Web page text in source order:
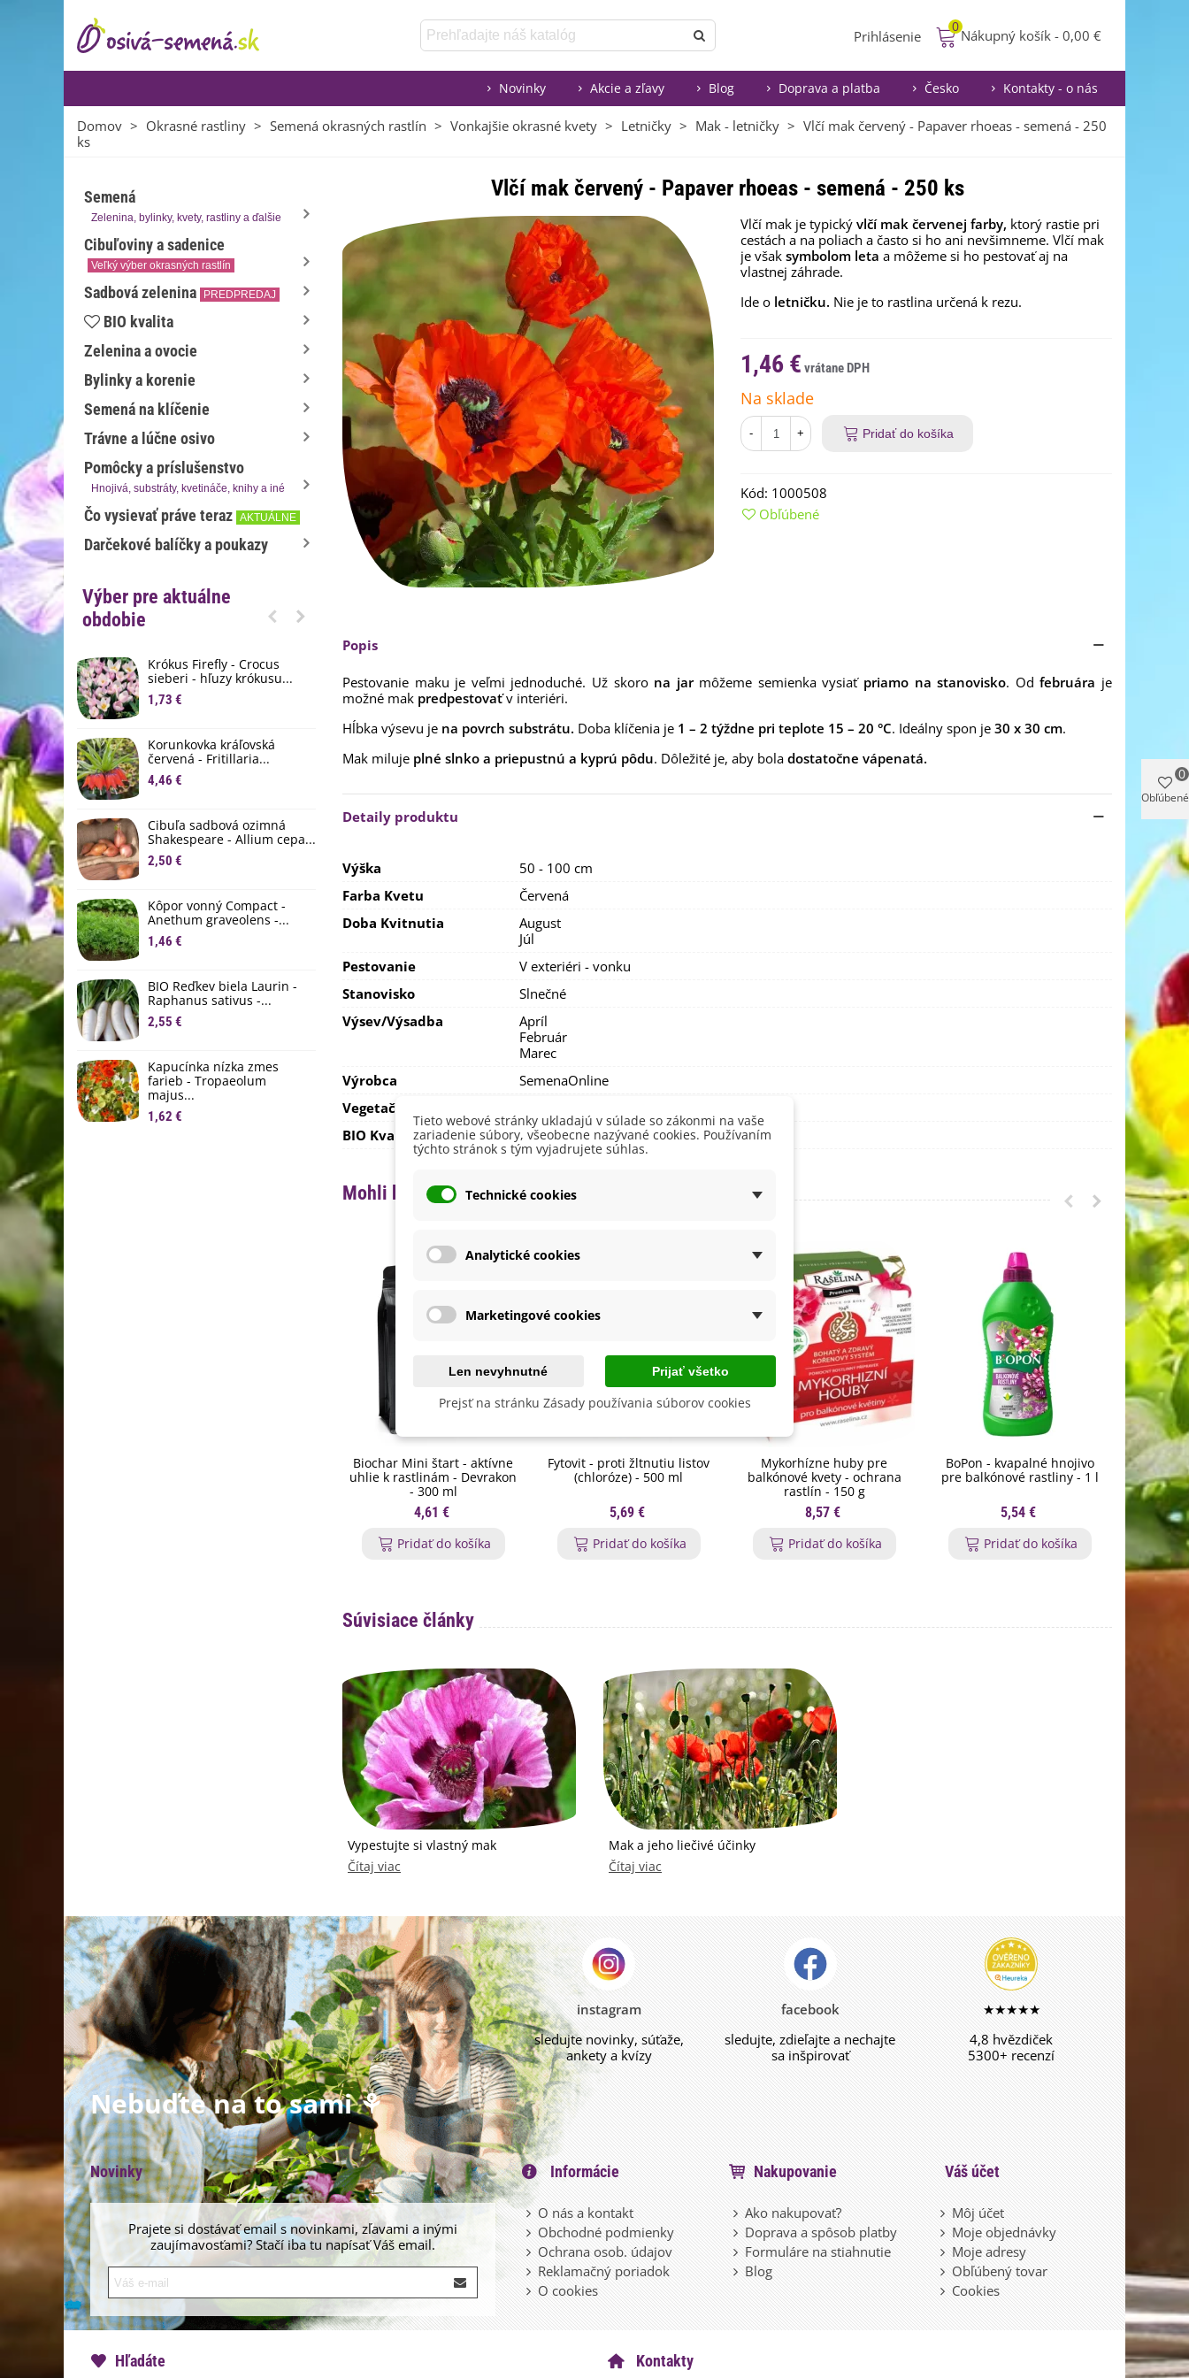
Prihlásenie
0
Nákupný košík - 0,00 €
Novinky Akcie a zľavy Blog Doprava a platba Česko Kontakty - o nás
Domov > Okrasné rastliny > Semená okrasných rastlín > Vonkajšie okrasné kvety > Letničky > Mak - letničky > Vlčí mak červený - Papaver rhoeas - semená - 250
ks
Semená
Zelenina, bylinky, kvety, rastliny a ďalšie
Cibuľoviny a sadenice
Veľký výber okrasných rastlín
Sadbová zelenina PREDPREDAJ
BIO kvalita
Zelenina a ovocie
Bylinky a korenie
Semená na klíčenie
Trávne a lúčne osivo
Pomôcky a príslušenstvo
Hnojivá, substráty, kvetináče, knihy a iné
Čo vysievať práve teraz AKTUÁLNE
Darčekové balíčky a poukazy
Výber pre aktuálne
obdobie
Krókus Firefly - Crocus
sieberi - hľuzy krókusu...
1,73 €
Korunkovka kráľovská
červená - Fritillaria...
4,46 €
Cibuľa sadbová ozimná
Shakespeare - Allium cepa...
2,50 €
Kôpor vonný Compact -
Anethum graveolens -...
1,46 €
BIO Reďkev biela Laurin -
Raphanus sativus -...
2,55 €
Kapucínka nízka zmes
farieb - Tropaeolum
majus...
1,62 €
darčekový box na vajíčka -...
8,68 €
Kuchynské bylinky na malú
3,80 €
Daucus carota - semená -...
Begónia plnokvetá žltá -
2,69 €
Blahovičník - Eukalyptus...
Vlčí mak červený - Papaver rhoeas - semená - 250 ks
Vlčí mak je typický vlčí mak červenej farby, ktorý rastie pri
cestách a na poliach a často si ho ani nevšimneme. Vlčí mak
je však symbolom leta a môžeme si ho pestovať aj na
vlastnej záhrade.
Ide o letničku. Nie je to rastlina určená k rezu.
1,46 €
Na sklade
- + Pridať do košíka
Kód: 1000508
Obľúbené
Popis
Pestovanie maku je veľmi jednoduché. Už skoro na jar môžeme semienka vysiať priamo na stanovisko. Odfebruára je
možné mak predpestovaťv interiéri.
Hĺbka výsevu je na povrch substrátu. Doba klíčenia je 1 – 2 týždne pri teplote 15 – 20 °C. Ideálny spon je 30 x 30 cm.
Mak miluje plné slnko a priepustnú a kyprú pôdu. Dôležité je, aby bola dostatočne vápenatá.
Detaily produktu
Výška
50 - 100 cm
Farba Kvetu
Červená
Doba Kvitnutia
August
Júl
Pestovanie
V exteriéri - vonku
Stanovisko
Slnečné
Výsev/výsadba
Apríl
Február
Marec
Výrobca
SemenaOnline
Vegetačné Obdobie
BIO Kvalita
Nie
Mohli byste ešte potrebovať
Biochar Mini štart - aktívne
uhlie k rastlinám - Devrakon
- 300 ml
4,61 €
Pridať do košíka
Fytovit - proti žltnutiu listov
(chloróze) - 500 ml
5,69 €
Pridať do košíka
Mykorhízne huby pre
balkónové kvety - ochrana
rastlín - 150 g
8,57 €
Pridať do košíka
BoPon - kvapalné hnojivo
pre balkónové rastliny - 1 l
5,54 €
Pridať do košíka
Nožnice
Súvisiace články
Vypestujte si vlastný mak
Čítaj viac
Mak a jeho liečivé účinky
Čítaj viac
Nebuďte na to sami ⚘
instagram
sledujte novinky, súťaže,
ankety a kvízy
facebook
sledujte, zdieľajte a nechajte
sa inšpirovať
★★★★★
4,8 hvězdiček
5300+ recenzí
Novinky
Prajete si dostávať email s novinkami, zľavami a inými
zaujímavosťami? Stačí iba tu napísať Váš email.
Informácie
O nás a kontakt
Obchodné podmienky
Ochrana osob. údajov
Reklamačný poriadok
O cookies
Nakupovanie
Ako nakupovať?
Doprava a spôsob platby
Formuláre na stiahnutie
Blog
Váš účet
Môj účet
Moje objednávky
Moje adresy
Obľúbený tovar
Cookies
Hľadáte Kontakty
Obľúbené
0
Tieto webové stránky ukladajú v súlade so zákonmi na vaše
zariadenie súbory, všeobecne nazývané cookies. Používaním
týchto stránok s tým vyjadrujete súhlas.
Technické cookies
Analytické cookies
Marketingové cookies
Len nevyhnutné Prijať všetko
Prejsť na stránku Zásady používania súborov cookies